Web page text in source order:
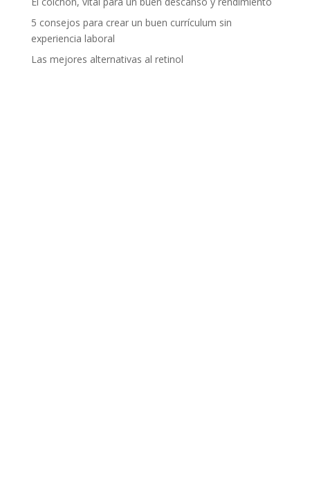
5 consejos para crear un buen currículum sin
experiencia laboral
Las mejores alternativas al retinol